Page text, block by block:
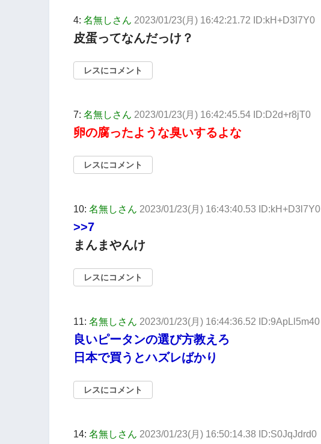
4: 名無しさん 2023/01/23(月) 16:42:21.72 ID:kH+D3l7Y0
皮蛋ってなんだっけ？
レスにコメント
7: 名無しさん 2023/01/23(月) 16:42:45.54 ID:D2d+r8jT0
卵の腐ったような臭いするよな
レスにコメント
10: 名無しさん 2023/01/23(月) 16:43:40.53 ID:kH+D3l7Y0
>>7
まんまやんけ
レスにコメント
11: 名無しさん 2023/01/23(月) 16:44:36.52 ID:9ApLl5m40
良いピータンの選び方教えろ
日本で買うとハズレばかり
レスにコメント
14: 名無しさん 2023/01/23(月) 16:50:14.38 ID:S0JqJdrd0